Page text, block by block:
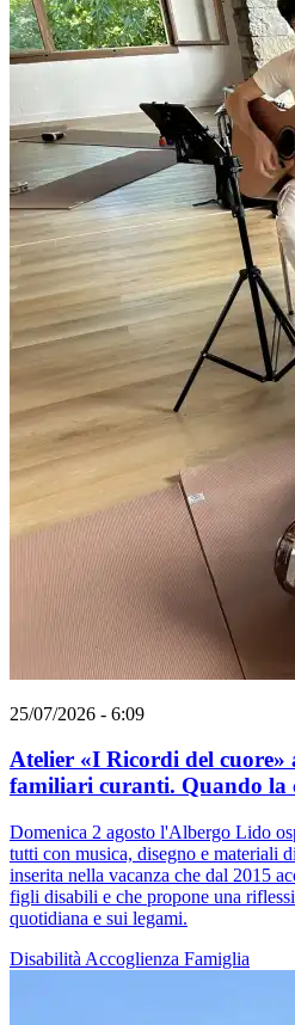
25/07/2026 - 6:09
Atelier «I Ricordi del cuore»
familiari curanti. Quando la
Domenica 2 agosto l'Albergo Lido
tutti con musica, disegno e materiali
inserita nella vacanza che dal 2015
figli disabili e che propone una
quotidiana e sui legami.
Disabilità Accoglienza Famiglia